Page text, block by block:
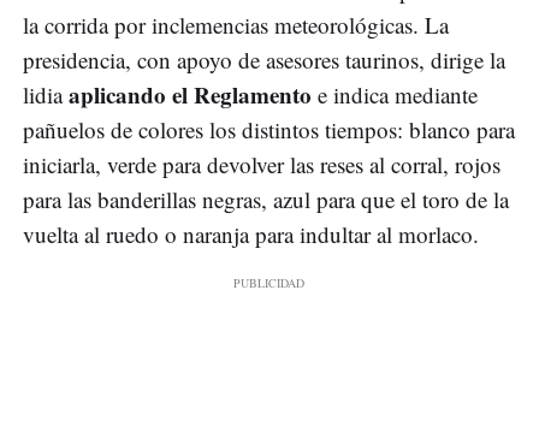
la corrida por inclemencias meteorológicas. La
presidencia, con apoyo de asesores taurinos, dirige la
lidiaaplicando el Reglamento e indica mediante
pañuelos de colores los distintos tiempos: blanco para
iniciarla, verde para devolver las reses al corral, rojos
para las banderillas negras, azul para que el toro de la
vuelta al ruedo o naranja para indultar al morlaco.